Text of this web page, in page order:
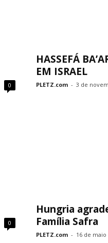
0
HASSEFÁ
EM ISRAEL
PLETZ.com - 3 de
0
Hungria
Família Safra
PLETZ.com - 16 de maio